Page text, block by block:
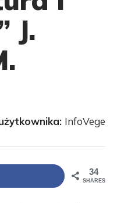
J.
InfoVege
34
SHARES